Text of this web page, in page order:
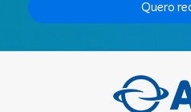
Quero